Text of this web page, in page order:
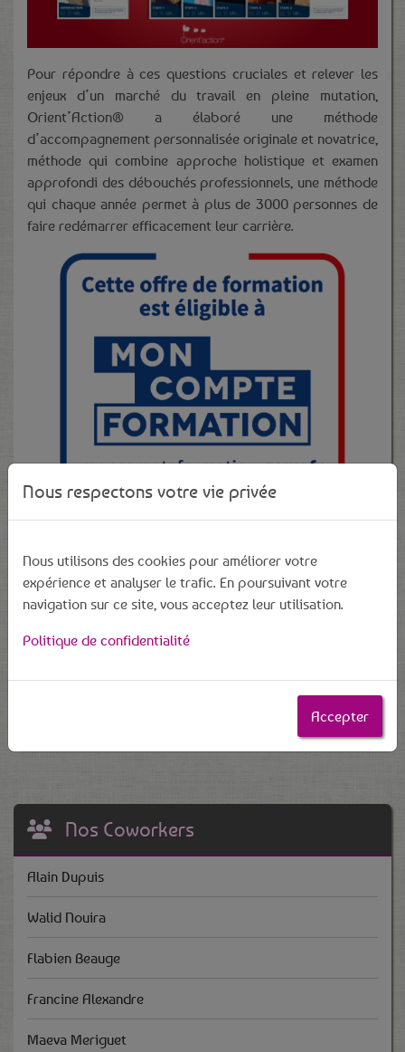
Pour répondre à ces questions cruciales et relever les
enjeux d’un marché du travail en pleine mutation,
Orient’Action® a élaboré une méthode
d’accompagnement personnalisée originale et novatrice,
méthode qui combine approche holistique et examen
approfondi des débouchés professionnels, une méthode
qui chaque année permet à plus de 3000 personnes de
faire redémarrer efficacement leur carrière.
Cliquez ici pour plus d'infos sur "Mon Compte Formation"
67 Rue du Jard 51100 REIMS
06.27.63.50.83
https://www.orientaction-groupe.com
https://www.facebook.com/orientactionreims/
https://www.linkedin.com/company/orient-action/
Nos Coworkers
Alain Dupuis
Walid Nouira
Flabien Beauge
Francine Alexandre
Maeva Meriguet
Nous respectons votre vie privée
Nous utilisons des cookies pour améliorer votre
expérience et analyser le trafic. En poursuivant votre
navigation sur ce site, vous acceptez leur utilisation.
Politique de confidentialité
Accepter